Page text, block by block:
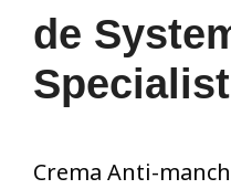
de
Crema Anti-